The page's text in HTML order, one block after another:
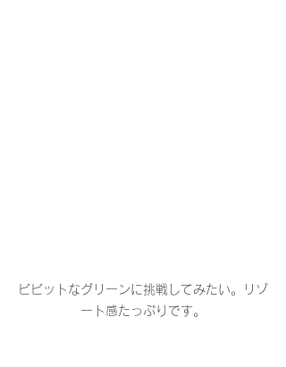
ビビットなグリーンに挑戦してみたい。リゾ
ート感たっぷりです。